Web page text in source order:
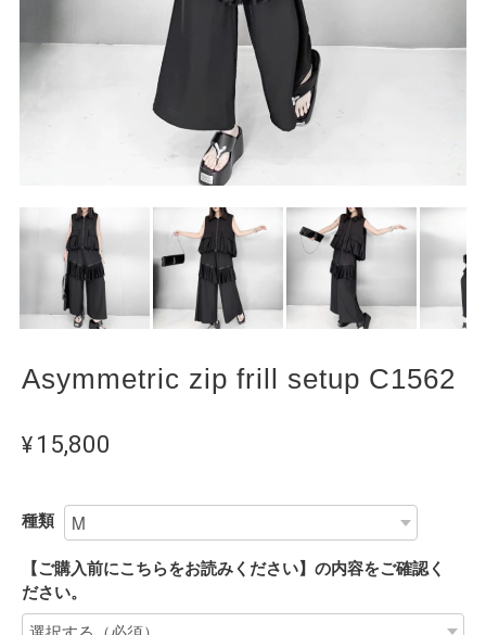
Asymmetric zip frill setup C1562
¥15,800
種類
【ご購入前にこちらをお読みください】の内容をご確認く
ださい。